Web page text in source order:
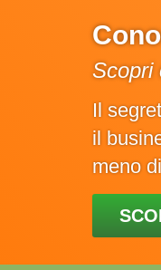
Scopri
Il
il
meno